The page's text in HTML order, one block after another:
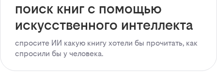
поиск книг с помощью
искусственного интеллекта
спросите ИИ какую книгу хотели бы прочитать, как
спросили бы у человека.